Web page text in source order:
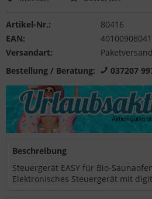
Artikel-Nr.:
80416
EAN:
Versandart:
Paketversand
Bestellung / Beratung:
037207
Beschreibung
Steuergerät EASY für Bio-
Elektronisches Steuergerät mit